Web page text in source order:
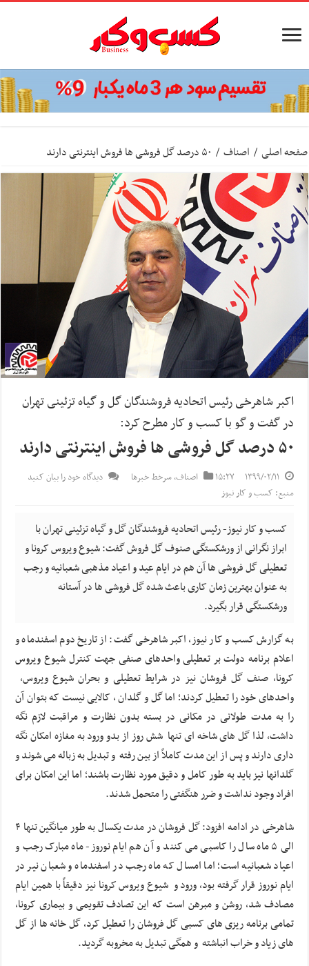
صفحه اصلی / اصناف / ۵۰ درصد گل فروشی ها فروش اینترنتی دارند
اکبر شاهرخی رئیس اتحادیه فروشندگان گل و گیاه تزئینی تهران
در گفت و گو با کسب و کار مطرح کرد:
۵۰ درصد گل فروشی ها فروش اینترنتی دارند
۱۳۹۹/۰۲/۱۱ ۱۵:۲۷ اصناف,سرخط خبرها
دیدگاه خود را بیان کنید
منبع: کسب و کار نیوز
کسب و کار نیوز- رئیس اتحادیه فروشندگان گل و گیاه تزئینی تهران با
ابراز نگرانی از ورشکستگی صنوف گل فروش گفت: شیوع ویروس کرونا و
تعطیلی گل فروشی ها آن هم در ایام عید و اعیاد مذهبی شعبانیه و رجب
به عنوان بهترین زمان کاری باعث شده گل فروشی ها در آستانه
ورشکستگی قرار بگیرد.
به گزارش کسب و کار نیوز، اکبر شاهرخی گفت: از تاریخ دوم اسفندماه و
اعلام برنامه دولت بر تعطیلی واحدهای صنفی جهت کنترل شیوع ویروس
کرونا، صنف گل فروشان نیز در شرایط تعطیلی و بحران شیوع ویروس،
واحدهای خود را تعطیل کردند؛ اما گل و گلدان ، کالایی نیست که بتوان آن
را به مدت طولانی در مکانی در بسته بدون نظارت و مراقبت لازم نگه
داشت، لذا گل های شاخه ای تنها شش روز از بدو ورود به مغازه امکان نگه
داری دارند و پس از این مدت کاملاً از بین رفته و تبدیل به زباله می شوند و
گلدانها نیز باید به طور کامل و دقیق مورد نظارت باشند؛ اما این امکان برای
افراد وجود نداشت و ضرر هنگفتی را متحمل شدند.
شاهرخی در ادامه افزود: گل فروشان در مدت یکسال به طور میانگین تنها ۴
الی ۵ ماه سال را کاسبی می کنند و آن هم ایام نوروز- ماه مبارک رجب و
اعیاد شعبانیه است؛ اما امسال که ماه رجب در اسفندماه و شعبان نیر در
ایام نوروز قرار گرفته بود، ورود و شیوع ویروس کرونا نیز دقیقاً با همین ایام
مصادف شد، روشن و مبرهن است که این تصادف تقویمی و بیماری کرونا،
تمامی برنامه ریزی های کسبی گل فروشان را تعطیل کرد، گل خانه ها از گل
های زیاد و خراب انباشته و همگی تبدیل به مخروبه گردید.